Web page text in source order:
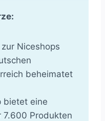
Niceshops
beheimatet
bietet eine
7.600 Produkten